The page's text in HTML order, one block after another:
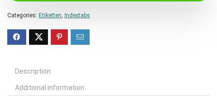
Categories: Etiketten, Indextabs
Description
Additional information